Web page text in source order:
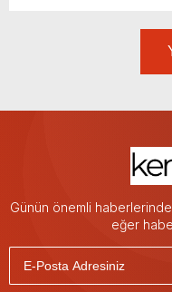
Günün önemli
eğer